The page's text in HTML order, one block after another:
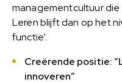
managementcultuur
Leren blijft dan op het
functie’.
Creërende positie:
innoveren”